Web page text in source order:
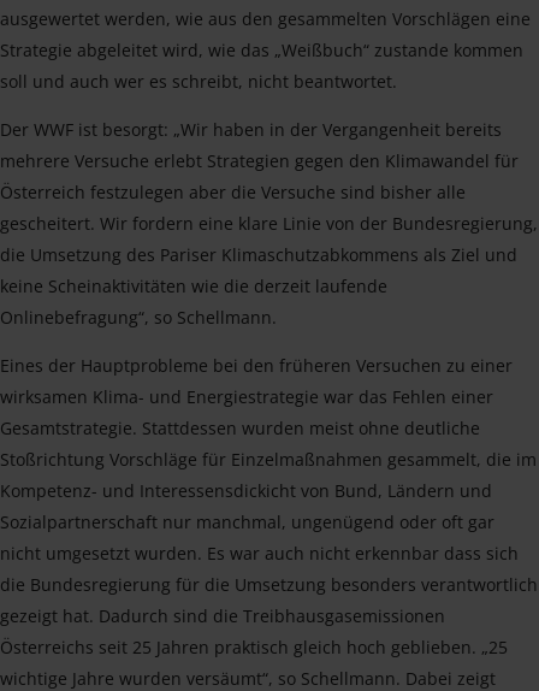
ausgewertet werden, wie aus den gesammelten Vorschlägen eine
Strategie abgeleitet wird, wie das „Weißbuch“ zustande kommen
soll und auch wer es schreibt, nicht beantwortet.
Der WWF ist besorgt: „Wir haben in der Vergangenheit bereits
mehrere Versuche erlebt Strategien gegen den Klimawandel für
Österreich festzulegen aber die Versuche sind bisher alle
gescheitert. Wir fordern eine klare Linie von der Bundesregierung,
die Umsetzung des Pariser Klimaschutzabkommens als Ziel und
keine Scheinaktivitäten wie die derzeit laufende
Onlinebefragung“, so Schellmann.
Eines der Hauptprobleme bei den früheren Versuchen zu einer
wirksamen Klima- und Energiestrategie war das Fehlen einer
Gesamtstrategie. Stattdessen wurden meist ohne deutliche
Stoßrichtung Vorschläge für Einzelmaßnahmen gesammelt, die im
Kompetenz- und Interessensdickicht von Bund, Ländern und
Sozialpartnerschaft nur manchmal, ungenügend oder oft gar
nicht umgesetzt wurden. Es war auch nicht erkennbar dass sich
die Bundesregierung für die Umsetzung besonders verantwortlich
gezeigt hat. Dadurch sind die Treibhausgasemissionen
Österreichs seit 25 Jahren praktisch gleich hoch geblieben. „25
wichtige Jahre wurden versäumt“, so Schellmann. Dabei zeigt